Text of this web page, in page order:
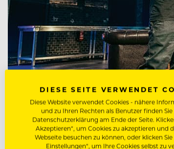
DIESE SEITE VERWENDET
Diese Website verwendet Cookies - nähere
und zu Ihren Rechten als Benutzer finden
Datenschutzerklärung am Ende der Seite.
Akzeptieren“, um Cookies zu akzeptieren und
Webseite besuchen zu können, oder klicken Sie
Einstellungen“, um Ihre Cookies selbst zu